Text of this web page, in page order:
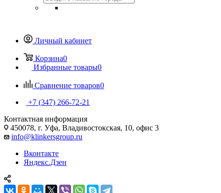
Личный кабинет
Корзина0
Избранные товары0
Сравнение товаров0
+7 (347) 266-72-21
Контактная информация
450078, г. Уфа, Владивостокская, 10, офис 3
info@klinkersgroup.ru
Вконтакте
Яндекс.Дзен